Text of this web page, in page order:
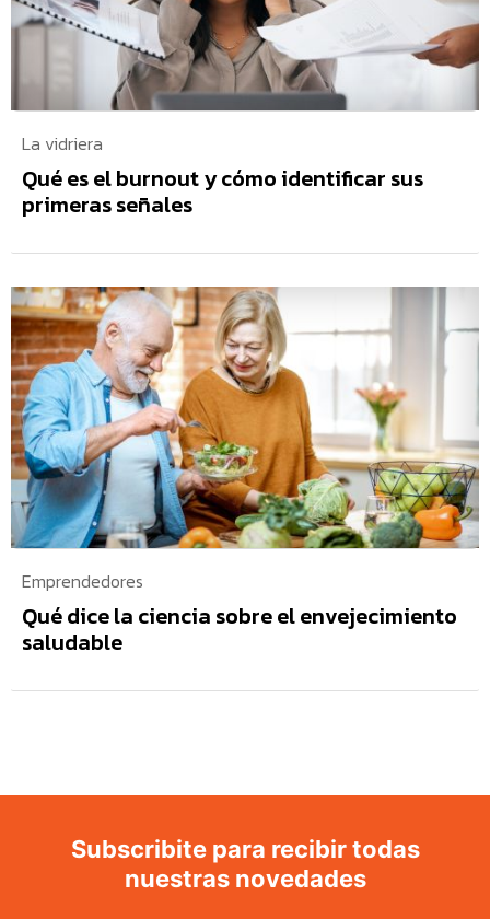
La vidriera
Qué es el burnout y cómo identificar sus
primeras señales
Emprendedores
Qué dice la ciencia sobre el envejecimiento
saludable
Subscribite para recibir todas
nuestras novedades